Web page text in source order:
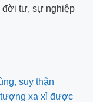
đời tư, sự nghiệp
suy thận
tượng xa xỉ được